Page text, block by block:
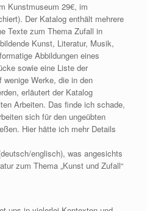
Kunstmuseum 29€, im
Der Katalog enthält mehrere
Texte zum Thema Zufall in
Kunst, Literatur, Musik,
Abbildungen eines
sowie eine Liste der
Werke, die in den
erläutert der Katalog
Arbeiten. Das finde ich schade,
sich für den ungeübten
Hier hätte ich mehr Details
englisch), was angesichts
zum Thema „Kunst und Zufall“